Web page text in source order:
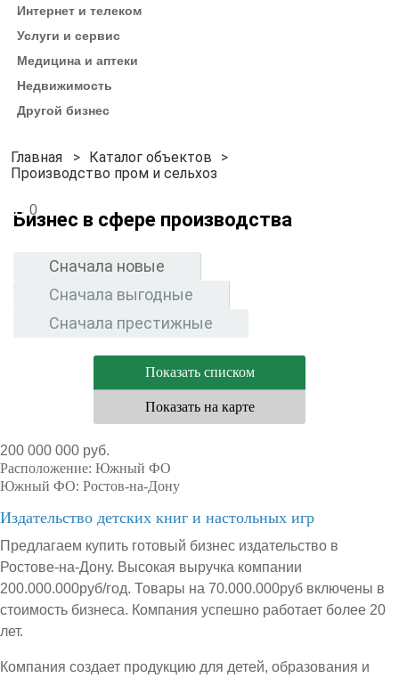
Интернет и телеком
Услуги и сервис
Медицина и аптеки
Недвижимость
Другой бизнес
Каталог объектов
Производство пром и сельхоз
0
Бизнес в сфере производства
Сначала новые
Сначала выгодные
Сначала престижные
Показать списком
Показать на карте
200 000 000 руб.
Расположение: Южный ФО
Южный ФО: Ростов-на-Дону
Издательство детских книг и настольных игр
Предлагаем купить готовый бизнес издательство в
Ростове-на-Дону. Высокая выручка компании
200.000.000руб/год. Товары на 70.000.000руб включены в
стоимость бизнеса. Компания успешно работает более 20
лет.
Компания создает продукцию для детей, образования и